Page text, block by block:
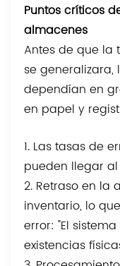
Puntos críticos
almacenes
Antes de que la
se
dependían en
en papel y
1. Las tasas de
pueden llegar al
2. Retraso en la
inventario, lo
error: "El
existencias